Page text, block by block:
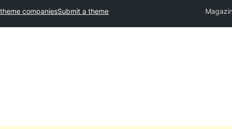
Submit a theme
companies